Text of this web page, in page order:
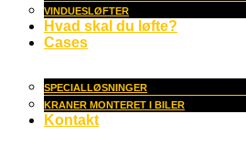
VINDUESLØFTER
Hvad skal du løfte?
Cases
SPECIALLØSNINGER
KRANER MONTERET I BILER
Kontakt